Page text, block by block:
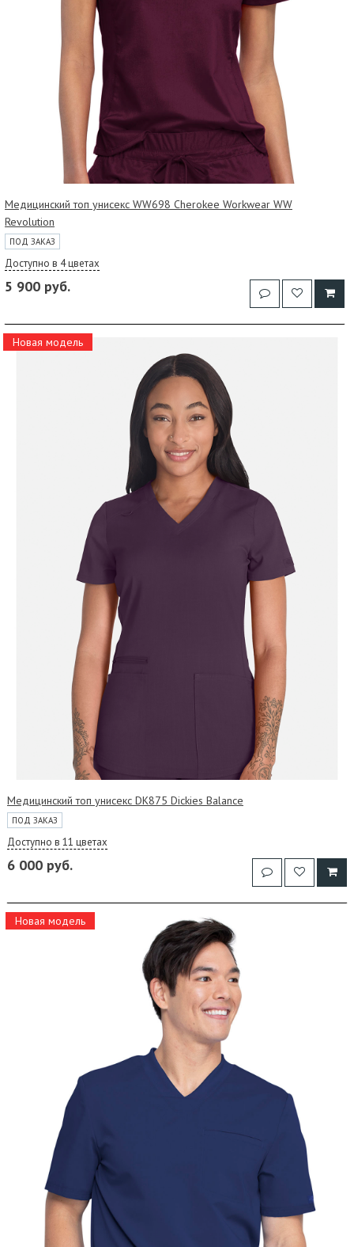
Медицинский топ унисекс WW698 Cherokee Workwear WW
Revolution
ПОД ЗАКАЗ
Доступно в 4 цветах
5 900 руб.
Новая модель
Медицинский топ унисекс DK875 Dickies Balance
ПОД ЗАКАЗ
Доступно в 11 цветах
6 000 руб.
Новая модель